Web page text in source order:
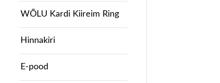
WÕLU Kardi Kiireim Ring
Hinnakiri
E-pood